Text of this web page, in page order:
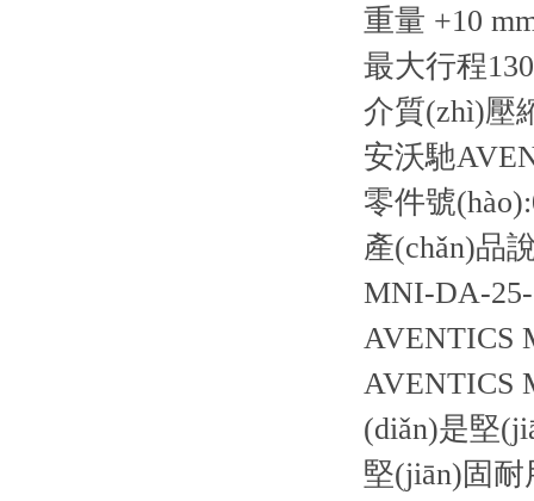
重量 +10
最大行程
介質(zhì)壓
安沃馳
零件號
產(chǎn)品
MNI-DA-25-
AVENTICS
AVENTICS
(diǎn)是堅
堅(jiān)固